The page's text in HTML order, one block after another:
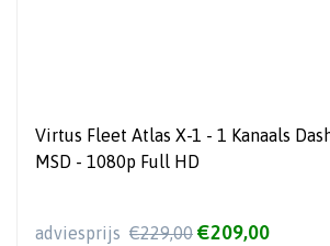
Virtus Fleet Atlas X-1 - 1 Kanaals
MSD - 1080p Full HD
adviesprijs €229,00 €209,00